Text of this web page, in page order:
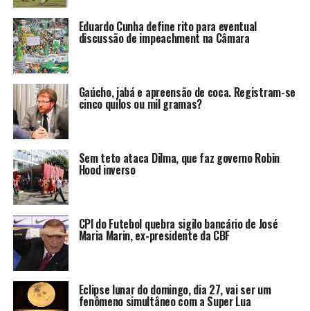
Eduardo Cunha define rito para eventual
discussão de impeachment na Câmara
Gaúcho, jabá e apreensão de coca. Registram-se
cinco quilos ou mil gramas?
Sem teto ataca Dilma, que faz governo Robin
Hood inverso
CPI do Futebol quebra sigilo bancário de José
Maria Marin, ex-presidente da CBF
Eclipse lunar do domingo, dia 27, vai ser um
fenômeno simultâneo com a Super Lua